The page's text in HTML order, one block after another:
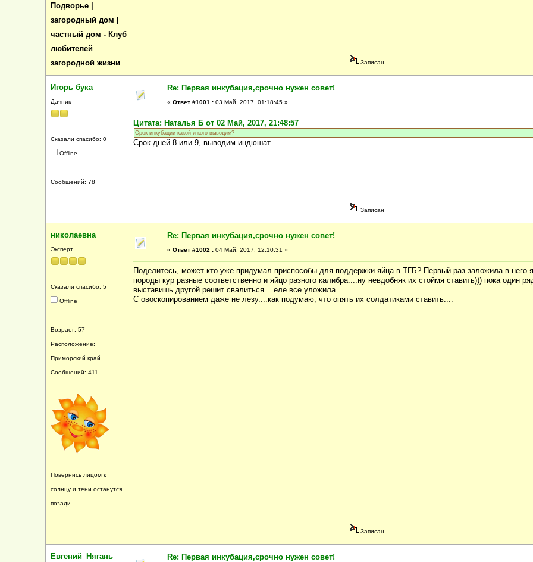
Подворье |
загородный дом |
частный дом - Клуб
любителей
загородной жизни
Записан
Игорь бука
Дачник
Сказали спасибо: 0
Offline
Сообщений: 78
Re: Первая инкубация,срочно нужен совет!
« Ответ #1001 : 03 Май, 2017, 01:18:45 »
Цитата: Наталья Б от 02 Май, 2017, 21:48:57
Срок инкубации какой и кого выводим?
Срок дней 8 или 9, выводим индюшат.
Записан
николаевна
Эксперт
Сказали спасибо: 5
Offline
Возраст: 57
Расположение:
Приморский край
Сообщений: 411
Повернись лицом к
солнцу и тени останутся
позади..
Re: Первая инкубация,срочно нужен совет!
« Ответ #1002 : 04 Май, 2017, 12:10:31 »
Поделитесь, может кто уже придумал приспособы для поддержки яйца в ТГБ? Первый раз заложила в него
породы кур разные соответственно и яйцо разного калибра....ну невдобняк их стоймя ставить))) пока один
выставишь другой решит свалиться....еле все уложила.
С овоскопированием даже не лезу....как подумаю, что опять их солдатиками ставить....
Записан
Евгений_Нягань Re: Первая инкубация,срочно нужен совет!